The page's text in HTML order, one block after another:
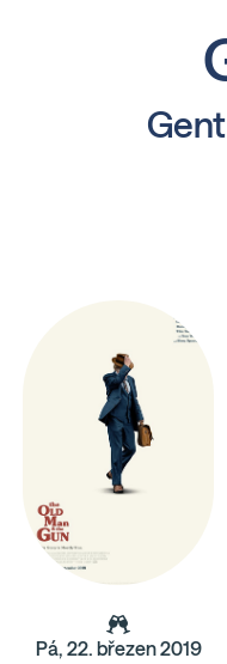
Pá, 22. březen 2019